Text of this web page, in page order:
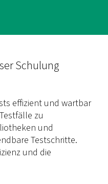
Schulung
effizient und wartbar
zu
und
Testschritte.
und die